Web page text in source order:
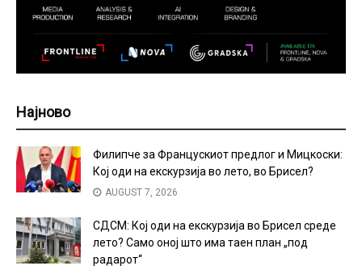
Најново
Филипче за Францускиот предлог и Мицкоски:
Кој оди на екскурзија во лето, во Брисел?
AUGUST 7, 2026
СДСМ: Кој оди на екскурзија во Брисел среде
лето? Само оној што има таен план „под
радарот“